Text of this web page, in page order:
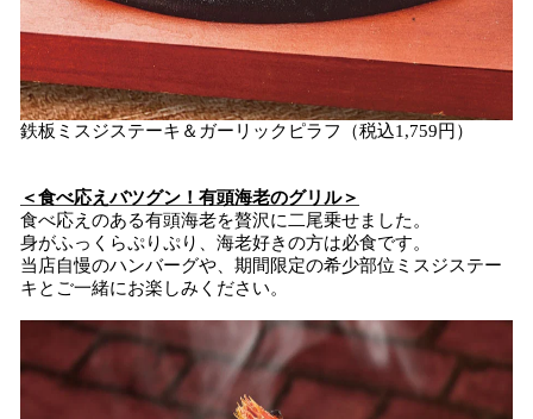
鉄板ミスジステーキ＆ガーリックピラフ（税込1,759円）
＜食べ応えバツグン！有頭海老のグリル＞
食べ応えのある有頭海老を贅沢に二尾乗せました。
身がふっくらぷりぷり、海老好きの方は必食です。
当店自慢のハンバーグや、期間限定の希少部位ミスジステー
キとご一緒にお楽しみください。